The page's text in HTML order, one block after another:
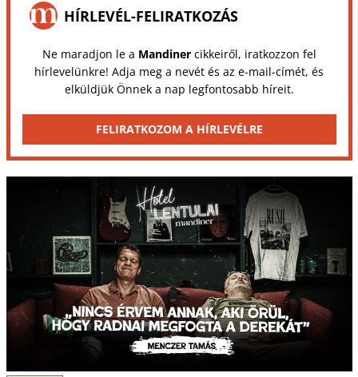
HÍRLEVÉL-FELIRATKOZÁS
Ne maradjon le a Mandinercikkeiről, iratkozzon fel
hírlevelünkre! Adja meg a nevét és az e-mail-címét, és
elküldjük Önnek a nap legfontosabb híreit.
FELIRATKOZOM A HÍRLEVÉLRE